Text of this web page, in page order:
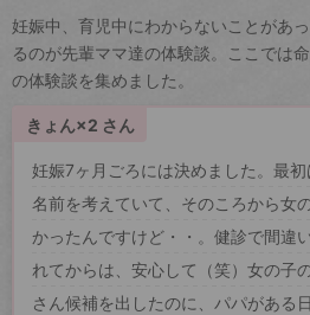
妊娠中、育児中にわからないことがあ
るのが先輩ママ達の体験談。ここでは
の体験談を集めました。
きょん×2 さん
妊娠7ヶ月ごろには決めました。最
名前を考えていて、そのころから女
かったんですけど・・。健診で間違
れてからは、安心して（笑）女の子
さん候補を出したのに、パパがある